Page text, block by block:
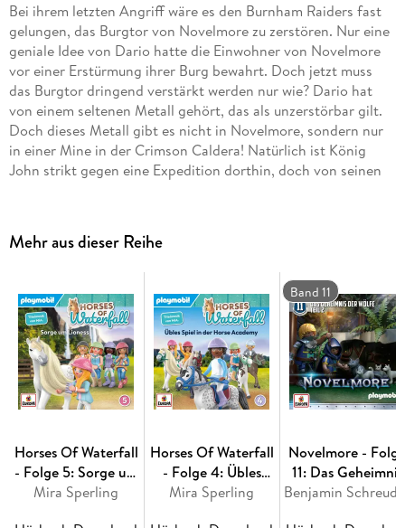
Bei ihrem letzten Angriff wäre es den Burnham Raiders fast
gelungen, das Burgtor von Novelmore zu zerstören. Nur eine
geniale Idee von Dario hatte die Einwohner von Novelmore
vor einer Erstürmung ihrer Burg bewahrt. Doch jetzt muss
das Burgtor dringend verstärkt werden nur wie? Dario hat
von einem seltenen Metall gehört, das als unzerstörbar gilt.
Doch dieses Metall gibt es nicht in Novelmore, sondern nur
in einer Mine in der Crimson Caldera! Natürlich ist König
John strikt gegen eine Expedition dorthin, doch von seinen
neuen Abenteuer ins Land der Feinde und machen dort eine
sehr gefährliche Entdeckung. . .
Mehr aus dieser Reihe
Horses Of Waterfall
- Folge 5: Sorge um
Lioness
Mira Sperling
Horses Of Waterfall
- Folge 4: Übles
Spiel in der Horse
Mira Sperling
Band 11
Novelmore -
11: Das Geheimnis
der Wölfe - Teil 2
Benjamin